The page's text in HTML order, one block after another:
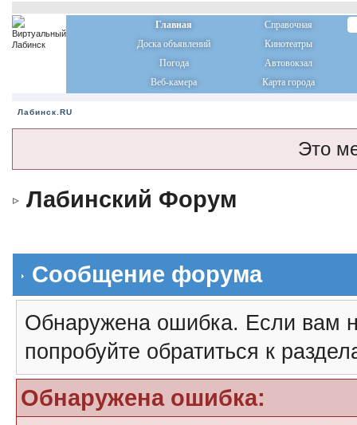
Главная
Справочная
Доска объявлений
Кинотеатры
Погода
Автовокзал
Веб-камера
Карта города
Лабинск.RU
Это
Лабинский Форум
Сообщение форума
Обнаружена ошибка. Если вам
попробуйте обратиться к
Обнаружена ошибка: